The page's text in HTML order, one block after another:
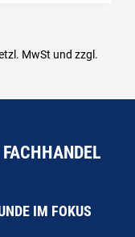
MwSt und zzgl.
IM FOKUS